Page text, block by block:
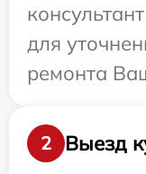
для
ремонта
2
Выезд